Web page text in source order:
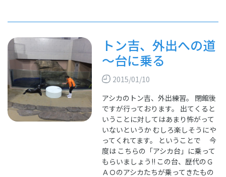
トン吉、外出への道
～台に乗る
2015/01/10
アシカのトン吉、外出練習。 閉館後
ですが行っております。 出てくると
いうことに対してはあまり怖がって
いないというか むしろ楽しそうにや
ってくれてます。 ということで 今
度は こちらの「アシカ台」に乗って
もらいましょう!! この台、歴代のＧ
ＡＯのアシカたちが乗ってきたもの